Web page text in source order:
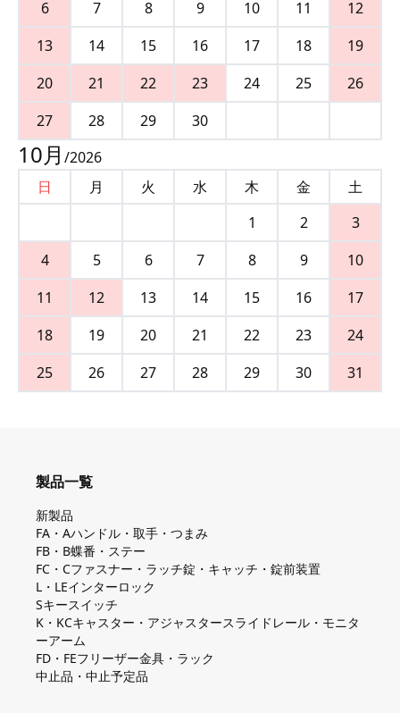
6
7 8 9 10 11
12
13
14 15 16 17 18
19
20
21 22 23 24 25
26
27
28 29 30
10月 /2026
日
月 火 水 木 金
土
1
2
3
4
5 6 7 8 9
10
11
12 13 14 15 16
17
18
19 20 21 22 23
24
25
26 27 28 29 30 31
製品一覧
新製品
FA・Aハンドル・取手・つまみ
FB・B蝶番・ステー
FC・Cファスナー・ラッチ錠・キャッチ・錠前装置
L・LEインターロック
Sキースイッチ
K・KCキャスター・アジャスタースライドレール・モニタ
ーアーム
FD・FEフリーザー金具・ラック
中止品・中止予定品